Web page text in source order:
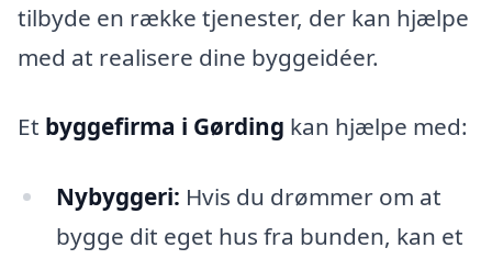
tilbyde en række tjenester, der kan hjælpe
med at realisere dine byggeidéer.
Et byggefirma i Gørding kan hjælpe med:
Nybyggeri: Hvis du drømmer om at
bygge dit eget hus fra bunden, kan et